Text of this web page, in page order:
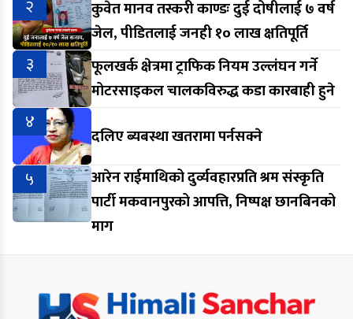
२
कुवेत मानव तस्करी काण्डः दुई दोषीलाई ७ वर्ष
जेल, पीडितलाई जनही १० लाख क्षतिपूर्ति
३
फूलखर्क क्षेत्रमा ट्राफिक नियम उल्लंघन गर्ने
मोटरसाइकल चालकविरुद्ध कडा कारबाही हुने
४
दलिए ब्यबस्था खतरामा पर्नसक्ने
५
आरेन राईमाथिको दुर्व्यवहारप्रति श्रम संस्कृति
पार्टी मकवानपुरको आपत्ति, निष्पक्ष छानबिनको
माग